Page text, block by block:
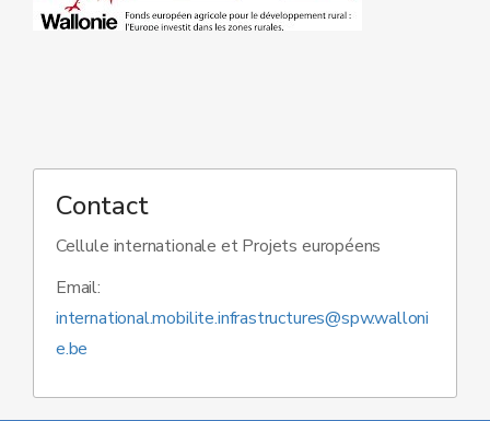
Contact
Cellule internationale et Projets européens
Email:
international.mobilite.infrastructures@spw.walloni
e.be